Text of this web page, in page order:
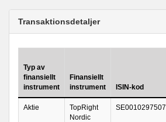
Transaktionsdetaljer
Typ av
finansiellt
instrument
Finansiellt
instrument
ISIN-kod
Aktie
TopRight
Nordic
SE0010297507